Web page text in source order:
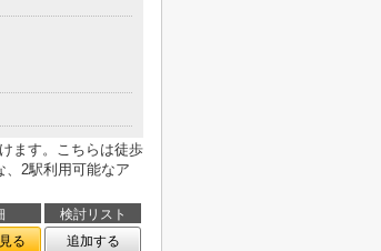
ます。こちらは徒歩
、2駅利用可能なア
検討リスト
る 追加する